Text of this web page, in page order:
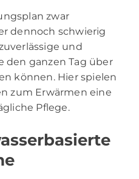
zwar
dennoch schwierig
und
den ganzen Tag über
können. Hier spielen
zum Erwärmen eine
Pflege.